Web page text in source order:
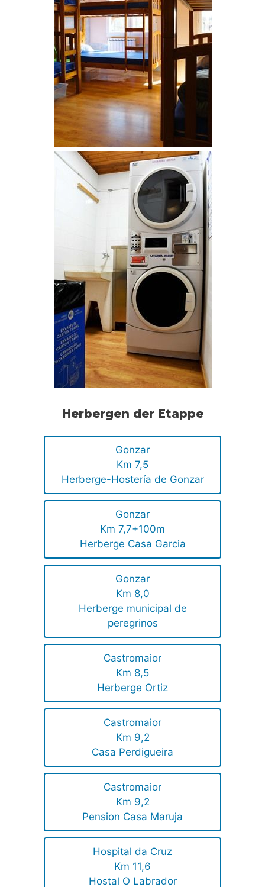
Herbergen der Etappe
Gonzar
Km 7,5
Herberge-Hostería de Gonzar
Gonzar
Km 7,7+100m
Herberge Casa Garcia
Gonzar
Km 8,0
Herberge municipal de
peregrinos
Castromaior
Km 8,5
Herberge Ortiz
Castromaior
Km 9,2
Casa Perdigueira
Castromaior
Km 9,2
Pension Casa Maruja
Hospital da Cruz
Km 11,6
Hostal O Labrador